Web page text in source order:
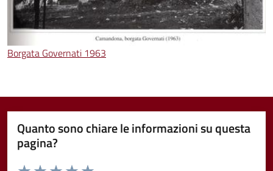
Borgata Governati 1963
Quanto sono chiare le informazioni su questa
pagina?
Valuta da 1 a 5 stelle la pagina